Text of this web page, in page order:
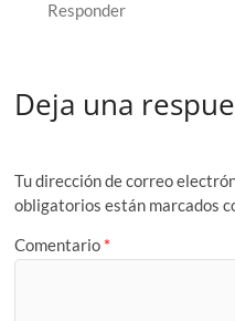
Responder
Deja una
Tu dirección de correo
obligatorios están marcados
Comentario *